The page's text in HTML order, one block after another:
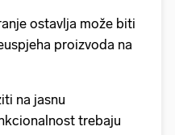
ostavlja može biti
proizvoda na
na jasnu
trebaju